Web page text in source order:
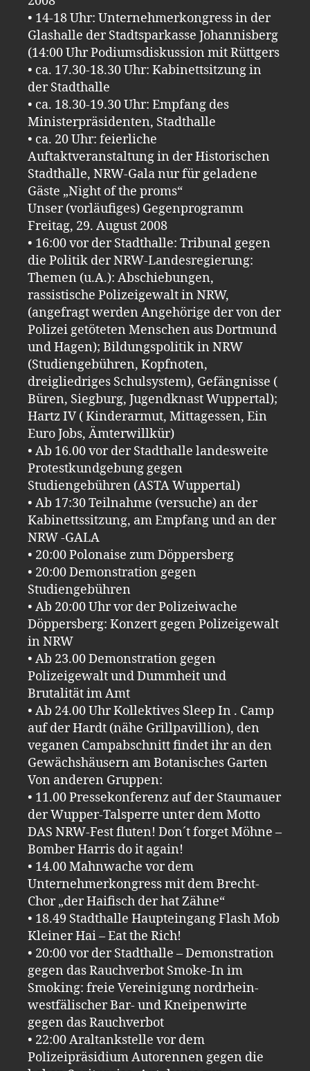
• 14-18 Uhr: Unternehmerkongress in der
Glashalle der Stadtsparkasse Johannisberg
(14:00 Uhr Podiumsdiskussion mit Rüttgers
• ca. 17.30-18.30 Uhr: Kabinettsitzung in
der Stadthalle
• ca. 18.30-19.30 Uhr: Empfang des
Ministerpräsidenten, Stadthalle
• ca. 20 Uhr: feierliche
Auftaktveranstaltung in der Historischen
Stadthalle, NRW-Gala nur für geladene
Gäste „Night of the proms“
Unser (vorläufiges) Gegenprogramm
Freitag, 29. August 2008
• 16:00 vor der Stadthalle: Tribunal gegen
die Politik der NRW-Landesregierung:
Themen (u.A.): Abschiebungen,
rassistische Polizeigewalt in NRW,
(angefragt werden Angehörige der von der
Polizei getöteten Menschen aus Dortmund
und Hagen); Bildungspolitik in NRW
(Studiengebühren, Kopfnoten,
dreigliedriges Schulsystem), Gefängnisse (
Büren, Siegburg, Jugendknast Wuppertal);
Hartz IV ( Kinderarmut, Mittagessen, Ein
Euro Jobs, Ämterwillkür)
• Ab 16.00 vor der Stadthalle landesweite
Protestkundgebung gegen
Studiengebühren (ASTA Wuppertal)
• Ab 17:30 Teilnahme (versuche) an der
Kabinettssitzung, am Empfang und an der
NRW -GALA
• 20:00 Polonaise zum Döppersberg
• 20:00 Demonstration gegen
Studiengebühren
• Ab 20:00 Uhr vor der Polizeiwache
Döppersberg: Konzert gegen Polizeigewalt
in NRW
• Ab 23.00 Demonstration gegen
Polizeigewalt und Dummheit und
Brutalität im Amt
• Ab 24.00 Uhr Kollektives Sleep In . Camp
auf der Hardt (nähe Grillpavillion), den
veganen Campabschnitt findet ihr an den
Gewächshäusern am Botanisches Garten
Von anderen Gruppen:
• 11.00 Pressekonferenz auf der Staumauer
der Wupper-Talsperre unter dem Motto
DAS NRW-Fest fluten! Don´t forget Möhne –
Bomber Harris do it again!
• 14.00 Mahnwache vor dem
Unternehmerkongress mit dem Brecht-
Chor „der Haifisch der hat Zähne“
• 18.49 Stadthalle Haupteingang Flash Mob
Kleiner Hai – Eat the Rich!
• 20:00 vor der Stadthalle – Demonstration
gegen das Rauchverbot Smoke-In im
Smoking: freie Vereinigung nordrhein-
westfälischer Bar- und Kneipenwirte
gegen das Rauchverbot
• 22:00 Araltankstelle vor dem
Polizeipräsidium Autorennen gegen die